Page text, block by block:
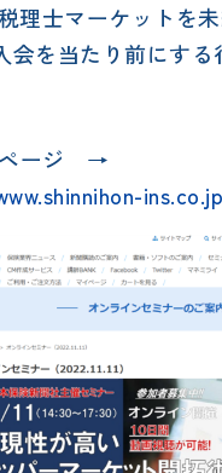
理士マーケットを
会を当たり前にする
ページ →